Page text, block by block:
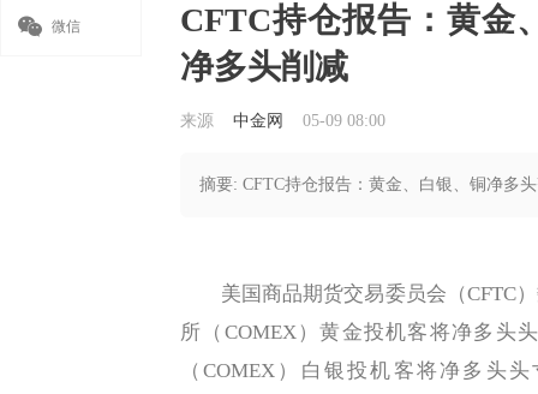
 微信
CFTC持仓报告：黄金
净多头削减
来源 中金网 05-09 08:00
摘要: CFTC持仓报告：黄金、白银、铜净多
美国商品期货交易委员会（CFTC）
所（COMEX）黄金投机客将净多头
（COMEX）白银投机客将净多头